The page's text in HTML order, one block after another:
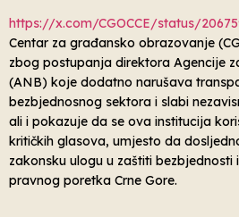
https://x.com/CGOCCE/status/
Centar za građansko obrazovanje
zbog postupanja direktora Agencije
(ANB) koje dodatno narušava
bezbjednosnog sektora i slabi
ali i pokazuje da se ova institucija
kritičkih glasova, umjesto da
zakonsku ulogu u zaštiti
pravnog poretka Crne Gore.